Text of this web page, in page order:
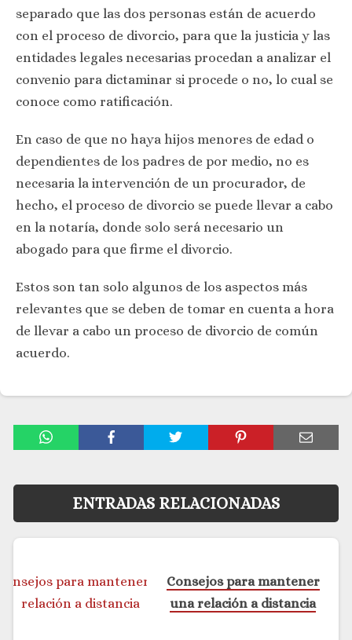
separado que las dos personas están de acuerdo
con el proceso de divorcio, para que la justicia y las
entidades legales necesarias procedan a analizar el
convenio para dictaminar si procede o no, lo cual se
conoce como ratificación.
En caso de que no haya hijos menores de edad o
dependientes de los padres de por medio, no es
necesaria la intervención de un procurador, de
hecho, el proceso de divorcio se puede llevar a cabo
en la notaría, donde solo será necesario un
abogado para que firme el divorcio.
Estos son tan solo algunos de los aspectos más
relevantes que se deben de tomar en cuenta a hora
de llevar a cabo un proceso de divorcio de común
acuerdo.
ENTRADAS RELACIONADAS
Consejos para mantener
una relación a distancia